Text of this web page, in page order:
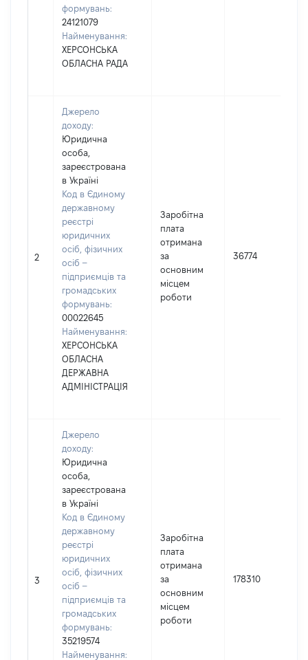
формувань:
24121079
Найменування:
ХЕРСОНСЬКА
ОБЛАСНА РАДА
2
Джерело
доходу:
Юридична
особа,
зареєстрована
в Україні
Код в Єдиному
державному
реєстрі
юридичних
осіб, фізичних
осіб –
підприємців та
громадських
формувань:
00022645
Найменування:
ХЕРСОНСЬКА
ОБЛАСНА
ДЕРЖАВНА
АДМІНІСТРАЦІЯ
Заробітна
плата
отримана
за
основним
місцем
роботи
36774
3
Джерело
доходу:
Юридична
особа,
зареєстрована
в Україні
Код в Єдиному
державному
реєстрі
юридичних
осіб, фізичних
осіб –
підприємців та
громадських
формувань:
35219574
Найменування:
Заробітна
плата
отримана
за
основним
місцем
роботи
178310